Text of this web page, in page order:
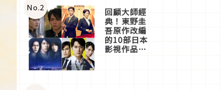
體驗
No.2 回顧大師經
典！東野圭
吾原作改編
的10部日本
影視作品推